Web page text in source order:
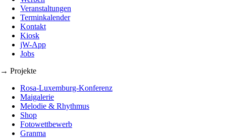
Veranstaltungen
Terminkalender
Kontakt
Kiosk
jW-App
Jobs
→ Projekte
Rosa-Luxemburg-Konferenz
Maigalerie
Melodie & Rhythmus
Shop
Fotowettbewerb
Granma